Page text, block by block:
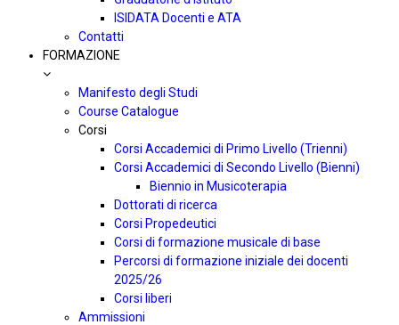
ISIDATA Docenti e ATA
Contatti
FORMAZIONE
Manifesto degli Studi
Course Catalogue
Corsi
Corsi Accademici di Primo Livello (Trienni)
Corsi Accademici di Secondo Livello (Bienni)
Biennio in Musicoterapia
Dottorati di ricerca
Corsi Propedeutici
Corsi di formazione musicale di base
Percorsi di formazione iniziale dei docenti
2025/26
Corsi liberi
Ammissioni